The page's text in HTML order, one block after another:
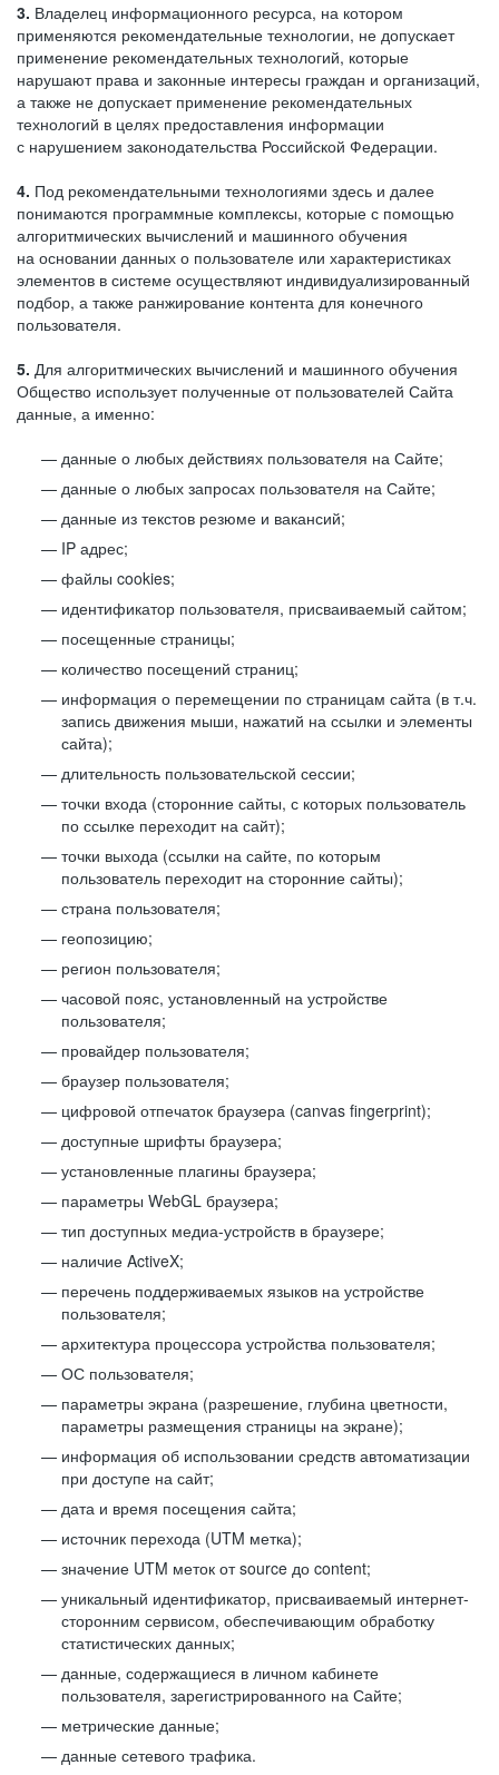
3. Владелец информационного ресурса, на котором
применяются рекомендательные технологии, не допускает
применение рекомендательных технологий, которые
нарушают права и законные интересы граждан и организаций,
а также не допускает применение рекомендательных
технологий в целях предоставления информации
с нарушением законодательства Российской Федерации.
4. Под рекомендательными технологиями здесь и далее
понимаются программные комплексы, которые с помощью
алгоритмических вычислений и машинного обучения
на основании данных о пользователе или характеристиках
элементов в системе осуществляют индивидуализированный
подбор, а также ранжирование контента для конечного
пользователя.
5. Для алгоритмических вычислений и машинного обучения
Общество использует полученные от пользователей Сайта
данные, а именно:
данные о любых действиях пользователя на Сайте;
данные о любых запросах пользователя на Сайте;
данные из текстов резюме и вакансий;
IP адрес;
файлы cookies;
идентификатор пользователя, присваиваемый сайтом;
посещенные страницы;
количество посещений страниц;
информация о перемещении по страницам сайта (в т.ч.
запись движения мыши, нажатий на ссылки и элементы
сайта);
длительность пользовательской сессии;
точки входа (сторонние сайты, с которых пользователь
по ссылке переходит на сайт);
точки выхода (ссылки на сайте, по которым
пользователь переходит на сторонние сайты);
страна пользователя;
геопозицию;
регион пользователя;
часовой пояс, установленный на устройстве
пользователя;
провайдер пользователя;
браузер пользователя;
цифровой отпечаток браузера (canvas fingerprint);
доступные шрифты браузера;
установленные плагины браузера;
параметры WebGL браузера;
тип доступных медиа-устройств в браузере;
наличие ActiveX;
перечень поддерживаемых языков на устройстве
пользователя;
архитектура процессора устройства пользователя;
ОС пользователя;
параметры экрана (разрешение, глубина цветности,
параметры размещения страницы на экране);
информация об использовании средств автоматизации
при доступе на сайт;
дата и время посещения сайта;
источник перехода (UTM метка);
значение UTM меток от source до content;
уникальный идентификатор, присваиваемый интернет-
сторонним сервисом, обеспечивающим обработку
статистических данных;
данные, содержащиеся в личном кабинете
пользователя, зарегистрированного на Сайте;
метрические данные;
данные сетевого трафика.